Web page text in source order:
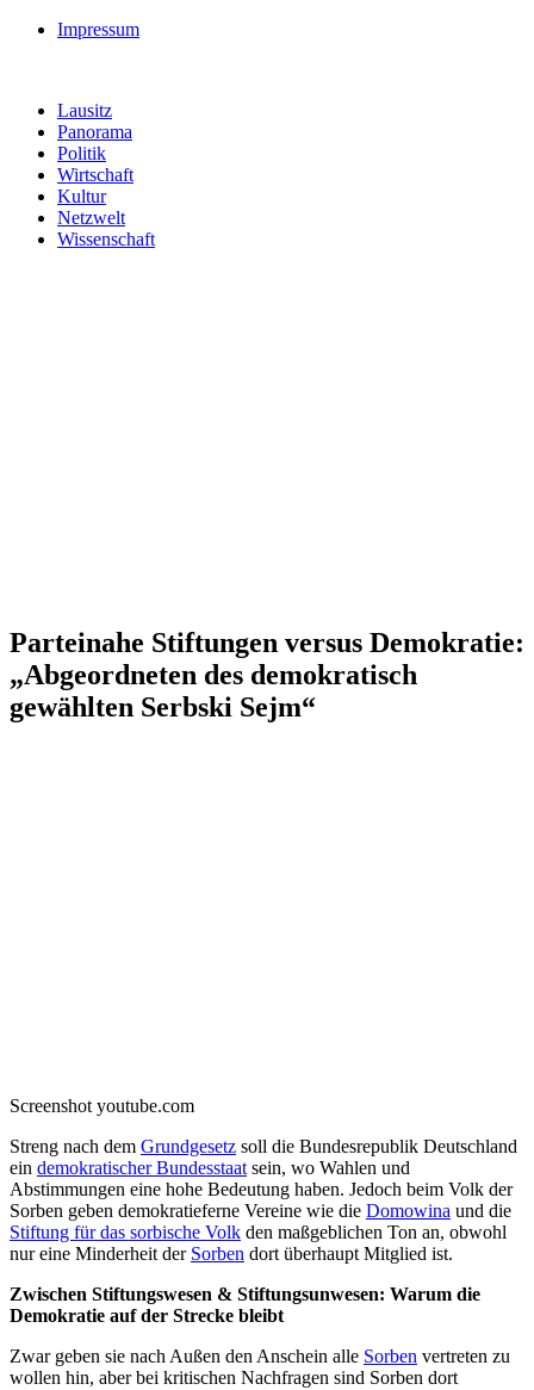
Impressum
Lausitz
Panorama
Politik
Wirtschaft
Kultur
Netzwelt
Wissenschaft
Parteinahe Stiftungen versus Demokratie:
„Abgeordneten des demokratisch
gewählten Serbski Sejm“
Screenshot youtube.com
Streng nach dem Grundgesetz soll die Bundesrepublik Deutschland
ein demokratischer Bundesstaat sein, wo Wahlen und
Abstimmungen eine hohe Bedeutung haben. Jedoch beim Volk der
Sorben geben demokratieferne Vereine wie die Domowina und die
Stiftung für das sorbische Volk den maßgeblichen Ton an, obwohl
nur eine Minderheit der Sorben dort überhaupt Mitglied ist.
Zwischen Stiftungswesen & Stiftungsunwesen: Warum die
Demokratie auf der Strecke bleibt
Zwar geben sie nach Außen den Anschein alle Sorben vertreten zu
wollen hin, aber bei kritischen Nachfragen sind Sorben dort